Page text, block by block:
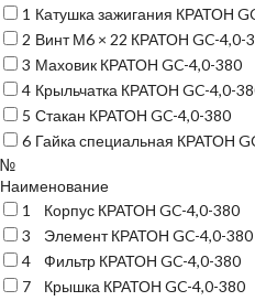
1 Катушка зажигания КРАТОН
2 Винт М6 × 22 КРАТОН GC-4,0-
3 Маховик КРАТОН GC-4,0-380
4 Крыльчатка КРАТОН GC-4,0-
5 Стакан КРАТОН GC-4,0-380
6 Гайка специальная КРАТОН
№
Наименование
1
Корпус КРАТОН GC-4,0-380
3
Элемент КРАТОН GC-4,0-380
4
Фильтр КРАТОН GC-4,0-380
7
Крышка КРАТОН GC-4,0-380